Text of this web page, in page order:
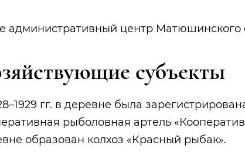
административный центр Матюшинского
субъекты
гг. в деревне была
рыболовная артель
образован колхоз «Красный рыбак».